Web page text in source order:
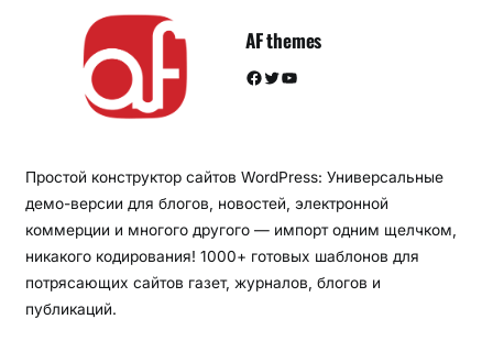
AF themes
Facebook Twitter YouTube
Простой конструктор сайтов WordPress: Универсальные
демо-версии для блогов, новостей, электронной
коммерции и многого другого — импорт одним щелчком,
никакого кодирования! 1000+ готовых шаблонов для
потрясающих сайтов газет, журналов, блогов и
публикаций.